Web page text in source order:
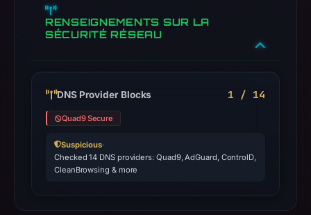
RENSEIGNEMENTS SUR LA
SÉCURITÉ RÉSEAU
DNS Provider Blocks 1 / 14
Quad9 Secure
Suspicious·
Checked 14 DNS providers: Quad9, AdGuard, ControlD,
CleanBrowsing & more